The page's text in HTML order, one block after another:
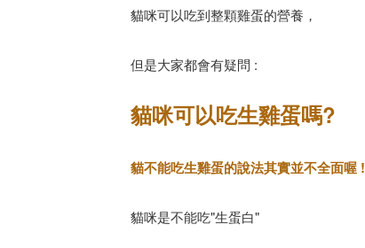
貓咪可以吃到整顆雞蛋的營養，
但是大家都會有疑問 :
貓咪可以吃生雞蛋嗎?
貓不能吃生雞蛋的說法其實並不全面喔 !
貓咪是不能吃"生蛋白"